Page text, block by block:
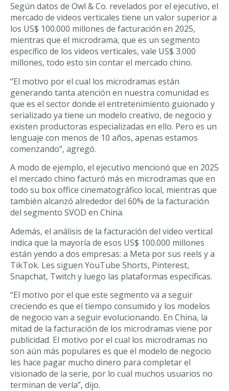
Según datos de Owl & Co. revelados por el ejecutivo, el
mercado de videos verticales tiene un valor superior a
los US$ 100.000 millones de facturación en 2025,
mientras que el microdrama, que es un segmento
específico de los videos verticales, vale US$ 3.000
millones, todo esto sin contar el mercado chino.
“El motivo por el cual los microdramas están
generando tanta atención en nuestra comunidad es
que es el sector donde el entretenimiento guionado y
serializado ya tiene un modelo creativo, de negocio y
existen productoras especializadas en ello. Pero es un
lenguaje con menos de 10 años, apenas estamos
comenzando”, agregó.
A modo de ejemplo, el ejecutivo mencionó que en 2025
el mercado chino facturó más en microdramas que en
todo su box office cinematográfico local, mientras que
también alcanzó alrededor del 60% de la facturación
del segmento SVOD en China.
Además, el análisis de la facturación del video vertical
indica que la mayoría de esos US$ 100.000 millones
están yendo a dos empresas: a Meta por sus reels y a
TikTok. Les siguen YouTube Shorts, Pinterest,
Snapchat, Twitch y luego las plataformas específicas.
“El motivo por el que este segmento va a seguir
creciendo es que el tiempo consumido y los modelos
de negocio van a seguir evolucionando. En China, la
mitad de la facturación de los microdramas viene por
publicidad. El motivo por el cual los microdramas no
son aún más populares es que el modelo de negocio
les hace pagar mucho dinero para completar el
visionado de la serie, por lo cual muchos usuarios no
terminan de verla”, dijo.